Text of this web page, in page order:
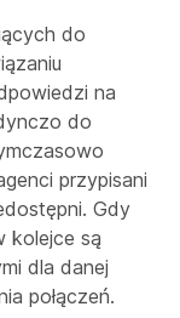
do
na
do
przypisani
Gdy
kolejce są
dla danej
połączeń.